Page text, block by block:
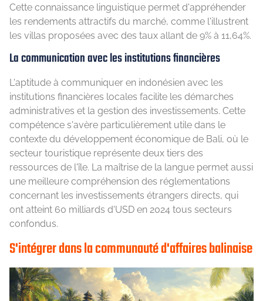
Cette connaissance linguistique permet d'appréhender
les rendements attractifs du marché, comme l'illustrent
les villas proposées avec des taux allant de 9% à 11,64%.
La communication avec les institutions financières
L'aptitude à communiquer en indonésien avec les
institutions financières locales facilite les démarches
administratives et la gestion des investissements. Cette
compétence s'avère particulièrement utile dans le
contexte du développement économique de Bali, où le
secteur touristique représente deux tiers des
ressources de l'île. La maîtrise de la langue permet aussi
une meilleure compréhension des réglementations
concernant les investissements étrangers directs, qui
ont atteint 60 milliards d'USD en 2024 tous secteurs
confondus.
S'intégrer dans la communauté d'affaires balinaise